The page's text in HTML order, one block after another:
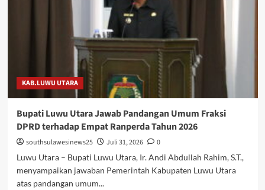
Silaturahmi
Indo
KAB.LUWU UTARA
Bupati Luwu Utara Jawab Pandangan Umum Fraksi
DPRD terhadap Empat Ranperda Tahun 2026
southsulawesinews25 Juli 31, 2026
0
Luwu Utara – Bupati Luwu Utara, Ir. Andi Abdullah Rahim, S.T.,
menyampaikan jawaban Pemerintah Kabupaten Luwu Utara
atas pandangan umum...